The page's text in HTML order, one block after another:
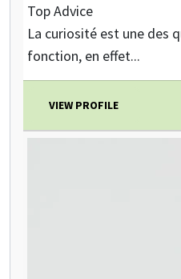
Top Advice
La curiosité est une des
fonction, en effet...
VIEW PROFILE